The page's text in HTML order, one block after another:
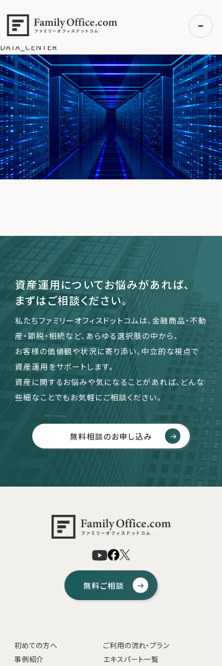
初めての方へ
ご利用の流れ・プラン
事例紹介
エキスパート一覧
無料講座
コラム
利用者の声
運営会社
ファミリーオフィスとは
関連書籍
メールマガジン登録
よくある質問
の下落はチャンスなのか？>DATA_CENTER
DATA_CENTER
資産運用についてお悩みがあれば、
まずはご相談ください。
私たちファミリーオフィスドットコムは、金融商品・不動
産・節税・相続など、あらゆる選択肢の中から、
お客様の価値観や状況に寄り添い、中立的な視点で
資産運用をサポートします。
資産に関するお悩みや気になることがあれば、どんな
些細なことでもお気軽にご相談ください。
無料相談のお申し込み
無料ご相談
初めての方へ
ご利用の流れ・プラン
事例紹介
エキスパート一覧